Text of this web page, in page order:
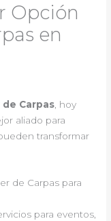
Opción
en
Carpas, hoy
aliado para
transformar
de Carpas para
para eventos,